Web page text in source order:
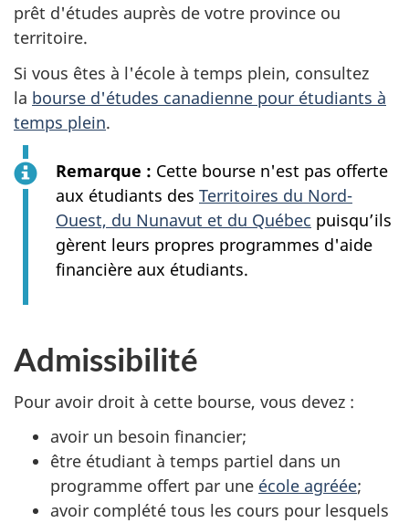
prêt d'études auprès de votre province ou
territoire.
Si vous êtes à l'école à temps plein, consultez
la bourse d'études canadienne pour étudiants à
temps plein.
Remarque : Cette bourse n'est pas offerte
aux étudiants des Territoires du Nord-
Ouest, du Nunavut et du Québec puisqu’ils
gèrent leurs propres programmes d'aide
financière aux étudiants.
Admissibilité
Pour avoir droit à cette bourse, vous devez :
avoir un besoin financier;
être étudiant à temps partiel dans un
programme offert par une école agréée;
avoir complété tous les cours pour lesquels